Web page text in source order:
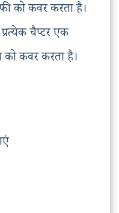
को कवर करता है।
चैप्टर एक
को कवर करता है।